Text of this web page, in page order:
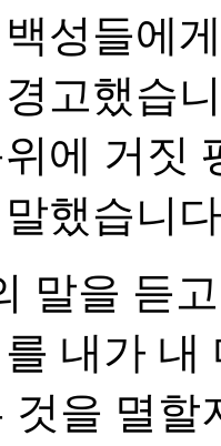
성들에
고했습
에 거짓
했습니
말을 듣
내가 내
것을 멸